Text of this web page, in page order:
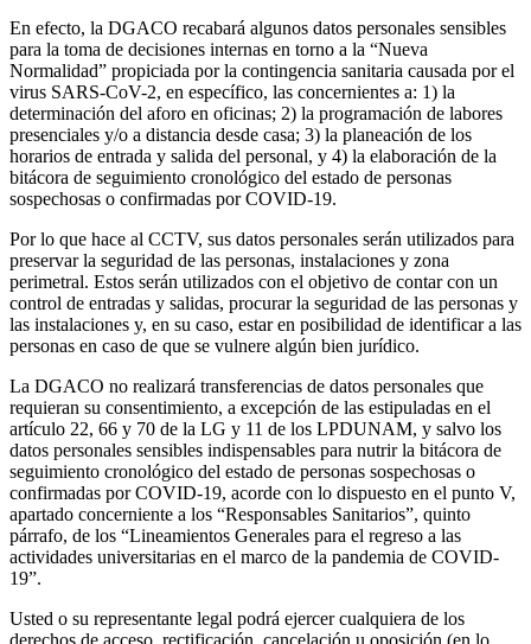
En efecto, la DGACO recabará algunos datos personales sensibles
para la toma de decisiones internas en torno a la “Nueva
Normalidad” propiciada por la contingencia sanitaria causada por el
virus SARS-CoV-2, en específico, las concernientes a: 1) la
determinación del aforo en oficinas; 2) la programación de labores
presenciales y/o a distancia desde casa; 3) la planeación de los
horarios de entrada y salida del personal, y 4) la elaboración de la
bitácora de seguimiento cronológico del estado de personas
sospechosas o confirmadas por COVID-19.
Por lo que hace al CCTV, sus datos personales serán utilizados para
preservar la seguridad de las personas, instalaciones y zona
perimetral. Estos serán utilizados con el objetivo de contar con un
control de entradas y salidas, procurar la seguridad de las personas y
las instalaciones y, en su caso, estar en posibilidad de identificar a las
personas en caso de que se vulnere algún bien jurídico.
La DGACO no realizará transferencias de datos personales que
requieran su consentimiento, a excepción de las estipuladas en el
artículo 22, 66 y 70 de la LG y 11 de los LPDUNAM, y salvo los
datos personales sensibles indispensables para nutrir la bitácora de
seguimiento cronológico del estado de personas sospechosas o
confirmadas por COVID-19, acorde con lo dispuesto en el punto V,
apartado concerniente a los “Responsables Sanitarios”, quinto
párrafo, de los “Lineamientos Generales para el regreso a las
actividades universitarias en el marco de la pandemia de COVID-
19”.
Usted o su representante legal podrá ejercer cualquiera de los